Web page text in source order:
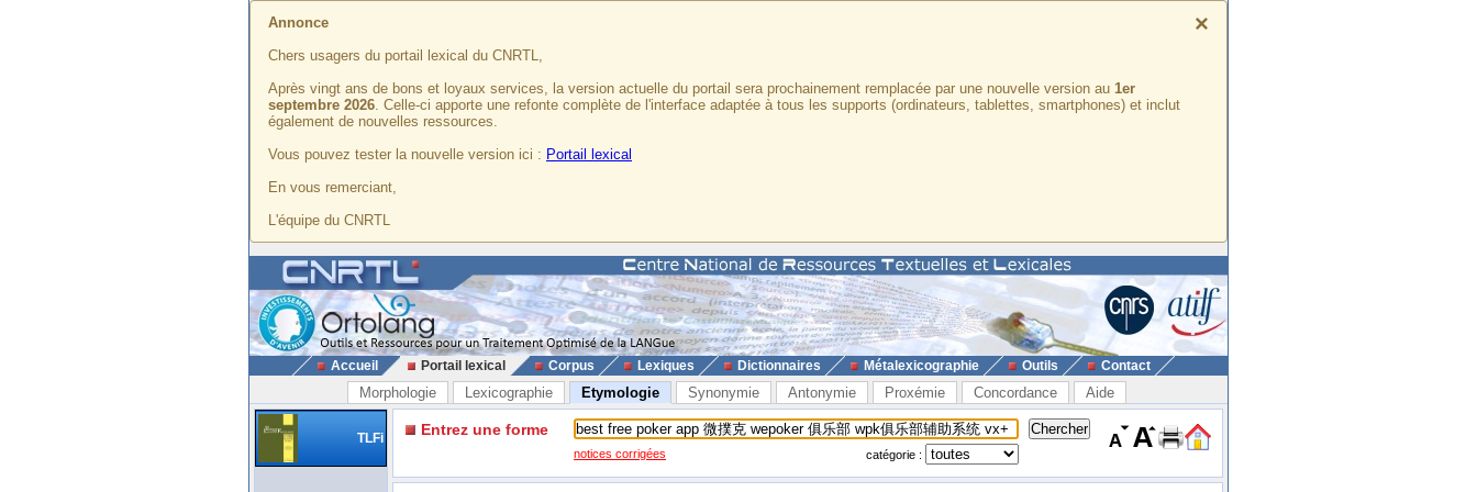
×
Annonce
Chers usagers du portail lexical du CNRTL,
Après vingt ans de bons et loyaux services, la version actuelle du portail sera prochainement remplacée par une nouvelle version au 1er
septembre 2026. Celle-ci apporte une refonte complète de l'interface adaptée à tous les supports (ordinateurs, tablettes, smartphones) et inclut
également de nouvelles ressources.
Vous pouvez tester la nouvelle version ici : Portail lexical
En vous remerciant,
L'équipe du CNRTL
Accueil Portail lexical Corpus Lexiques Dictionnaires Métalexicographie Outils Contact
Morphologie Lexicographie Etymologie Synonymie Antonymie Proxémie Concordance Aide
TLFi Entrez une forme
notices corrigées catégorie :